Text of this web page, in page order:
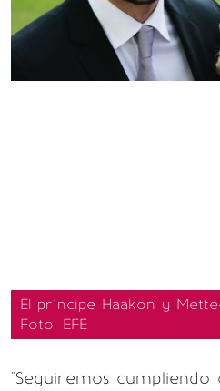
El príncipe Haakon y
Foto: EFE
"Seguiremos cumpliendo